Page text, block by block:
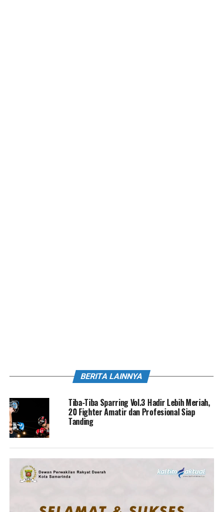
BERITA LAINNYA
Tiba-Tiba Sparring Vol.3 Hadir Lebih Meriah,
20 Fighter Amatir dan Profesional Siap
Tanding